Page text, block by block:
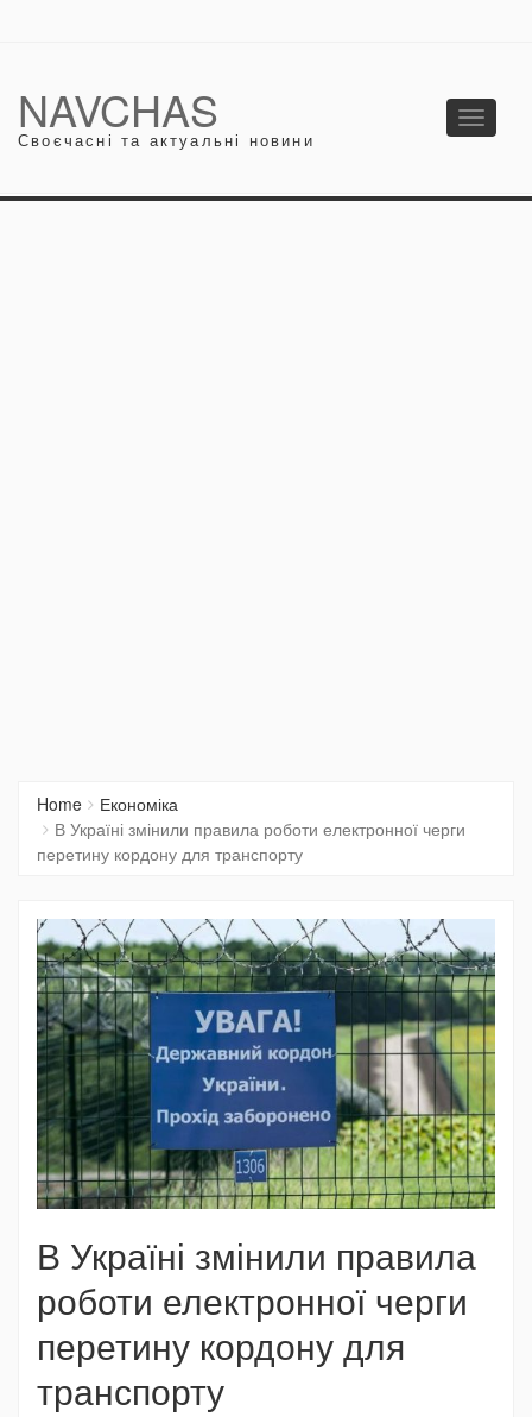
NAVCHAS
Своєчасні та актуальні новини
Toggle
Home
Економіка
В Україні змінили правила роботи електронної черги
перетину кордону для транспорту
В Україні змінили правила
роботи електронної черги
перетину кордону для
транспорту